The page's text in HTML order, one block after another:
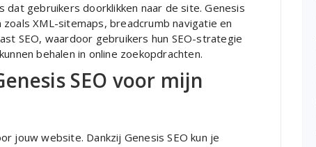
gebruikers doorklikken naar de site. Genesis
XML-sitemaps, breadcrumb navigatie en
SEO, waardoor gebruikers hun SEO-strategie
behalen in online zoekopdrachten.
SEO voor mijn
jouw website. Dankzij Genesis SEO kun je